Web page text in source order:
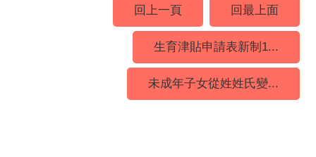
回上一頁
回最上面
生育津貼申請表新制1...
未成年子女從姓姓氏變...